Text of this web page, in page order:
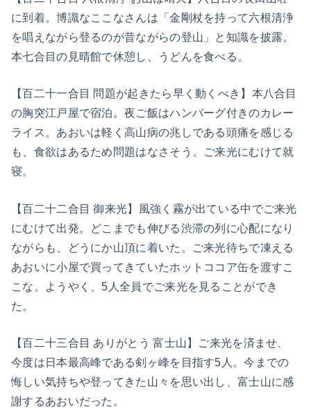
に到着。博識なここなさんは「金剛杖を持って六根清浄
を唱えながら登るのが昔ながらの登山」と知識を披露。
本七合目の見晴館で休憩し、うどんを食べる。
【百二十一合目 問題が起きたら早く動くべき】本八合目
の胸突江戸屋で宿泊。夜ご飯はハンバーグ付きのカレー
ライス。あおいは軽く高山病の兆しである頭痛を感じる
も、食欲はあるため問題はなさそう。ご来光にむけて就
寝。
【百二十二合目 御来光】風強く霧が出ている中でご来光
にむけて出発。どこまでも伸びる渋滞の列に心配になり
ながらも、どうにか山頂に着いた。ご来光待ちで凍える
あおいに小屋で買ってきていたホットココア缶を渡すこ
こな。ようやく、5人全員でご来光を見ることができ
た。
【百二十三合目 ありがとう 富士山】ご来光を済ませ、
今度は日本最高峰である剣ヶ峰を目指す5人。今までの
悔しい気持ちや登ってきた山々を思い出し、富士山に感
謝するあおいだった。